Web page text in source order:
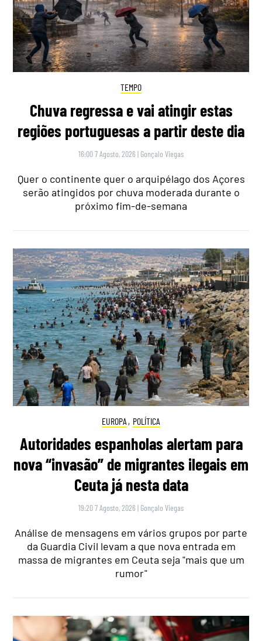
TEMPO
Chuva regressa e vai atingir estas
regiões portuguesas a partir deste dia
16:00 7 Agosto, 2026 | Gonçalo Viegas
Quer o continente quer o arquipélago dos Açores
serão atingidos por chuva moderada durante o
próximo fim-de-semana
EUROPA , POLÍTICA
Autoridades espanholas alertam para
nova “invasão” de migrantes ilegais em
Ceuta já nesta data
19:20 7 Agosto, 2026 | Gonçalo Viegas
Análise de mensagens em vários grupos por parte
da Guardia Civil levam a que nova entrada em
massa de migrantes em Ceuta seja "mais que um
rumor"